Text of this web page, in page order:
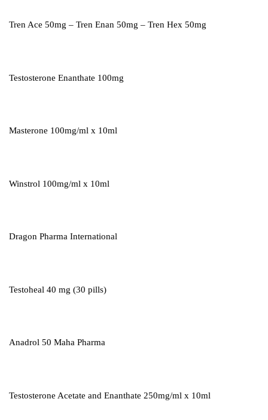
Tren Ace 50mg – Tren Enan 50mg – Tren Hex 50mg
Testosterone Enanthate 100mg
Masterone 100mg/ml x 10ml
Winstrol 100mg/ml x 10ml
Dragon Pharma International
Testoheal 40 mg (30 pills)
Anadrol 50 Maha Pharma
Testosterone Acetate and Enanthate 250mg/ml x 10ml